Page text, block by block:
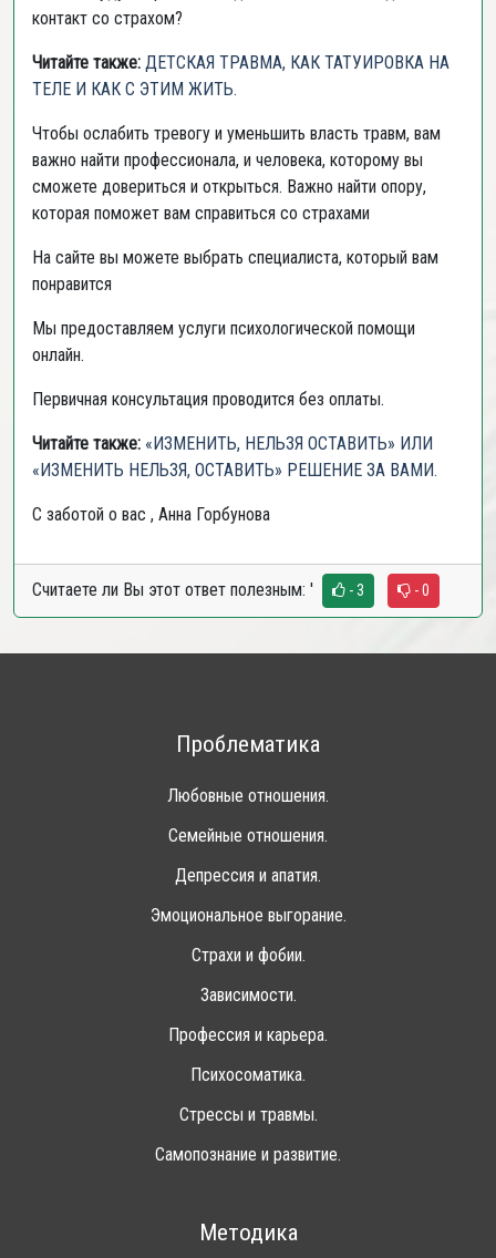
контакт со страхом?
Читайте также: ДЕТСКАЯ ТРАВМА, КАК ТАТУИРОВКА НА
ТЕЛЕ И КАК С ЭТИМ ЖИТЬ.
Чтобы ослабить тревогу и уменьшить власть травм, вам
важно найти профессионала, и человека, которому вы
сможете довериться и открыться. Важно найти опору,
которая поможет вам справиться со страхами
На сайте вы можете выбрать специалиста, который вам
понравится
Мы предоставляем услуги психологической помощи
онлайн.
Первичная консультация проводится без оплаты.
Читайте также: «ИЗМЕНИТЬ, НЕЛЬЗЯ ОСТАВИТЬ» ИЛИ
«ИЗМЕНИТЬ НЕЛЬЗЯ, ОСТАВИТЬ» РЕШЕНИЕ ЗА ВАМИ.
С заботой о вас , Анна Горбунова
Считаете ли Вы этот ответ полезным: ' - 3 - 0
Проблематика
Любовные отношения.
Семейные отношения.
Депрессия и апатия.
Эмоциональное выгорание.
Страхи и фобии.
Зависимости.
Профессия и карьера.
Психосоматика.
Стрессы и травмы.
Самопознание и развитие.
Методика